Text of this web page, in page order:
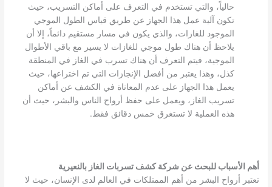
حالياً، والتي تستخدم في التعرف على أماكن التسريب، حيث
تكون آلية عمل هذا الجهاز عن طريق قياس الطول الموجي
الموجود للغازات، والذي يكون في مسار مستقيم دائماً، إلا أن
يلاحظ أن هناك طول موجي للغازات لا يسير مع باقي الأطوال
الموجية، فيتم التعرف أن هناك تسرب في الغاز في المنطقة
كذل، وهذا يعتبر من أفضل الإنجازات التي تم اختراعها، حيث
يعمل هذا الجهاز على عدم المعاناة في الكشف عن أماكن
تسريب الغاز، ويعمل على حفظ أرواح الناس والبشر، حيث أن
هذه العملية لا تستغرق خمس دقائق فقط.
أهم الأسباب للبحث عن شركة كشف تسربات الغاز بالنعيرية
تعتبر أرواح البشر من أهم الممتلكات في العالم لدى الإنسان، حيث لا